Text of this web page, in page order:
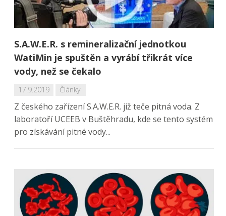
S.A.W.E.R. s remineralizační jednotkou
WatiMin je spuštěn a vyrábí třikrát více
vody, než se čekalo
17.9.2019 Články
Z českého zařízení S.A.W.E.R. již teče pitná voda. Z
laboratoří UCEEB v Buštěhradu, kde se tento systém
pro získávání pitné vody...